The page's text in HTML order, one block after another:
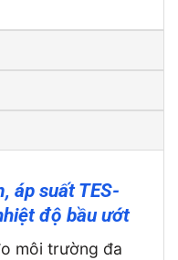
áp suất TES-
độ bầu ướt
môi trường đa